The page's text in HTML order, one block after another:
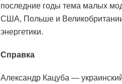
последние годы тема малых
США, Польше и
энергетики.
Справка
Александр Кацуба —